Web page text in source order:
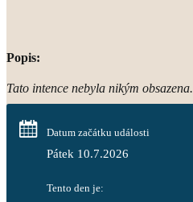
Popis:
Tato intence nebyla nikým obsazena.
Datum začátku události
Pátek 10.7.2026
Tento den je: